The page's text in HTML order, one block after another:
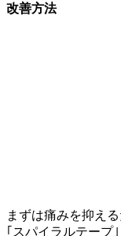
改善方法
まずは痛みを抑え
｢スパイラルテープ